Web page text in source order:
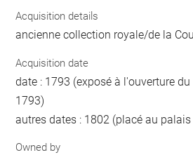
Acquisition details
ancienne collection royale/de la
Acquisition date
date : 1793 (exposé à l'ouverture
1793)
autres dates : 1802 (placé au
Owned by